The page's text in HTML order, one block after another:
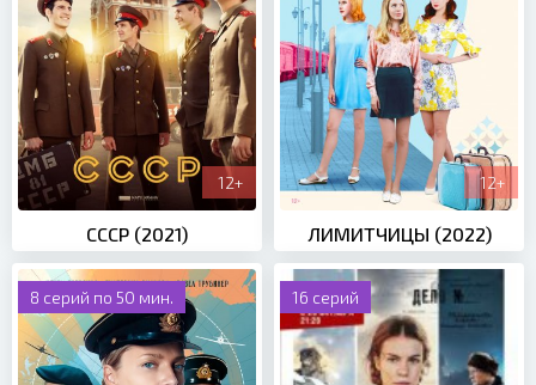
12+
СССР (2021)
12+
ЛИМИТЧИЦЫ (2022)
8 серий по 50 мин. 16 серий